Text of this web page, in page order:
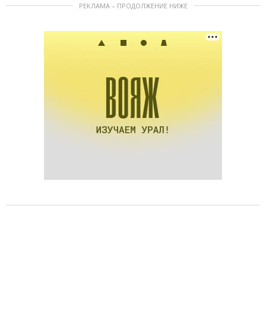
РЕКЛАМА – ПРОДОЛЖЕНИЕ НИЖЕ